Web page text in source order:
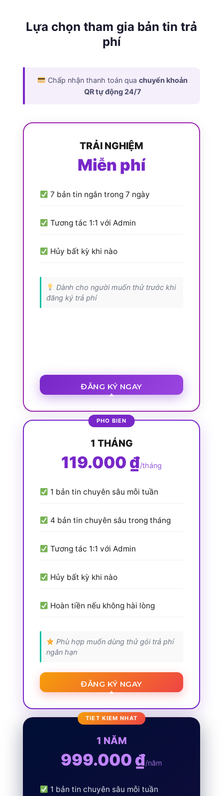
Lựa chọn tham gia bản tin trả
phí
Chấp nhận thanh toán qua chuyển khoản
QR tự động 24/7
TRẢI NGHIỆM
Miễn phí
7 bản tin ngắn trong 7 ngày
Tương tác 1:1 với Admin
Hủy bất kỳ khi nào
Dành cho người muốn thử trước khi
đăng ký trả phí
ĐĂNG KÝ NGAY
1 THÁNG
119.000 ₫/tháng
1 bản tin chuyên sâu mỗi tuần
4 bản tin chuyên sâu trong tháng
Tương tác 1:1 với Admin
Hủy bất kỳ khi nào
Hoàn tiền nếu không hài lòng
Phù hợp muốn dùng thử gói trả phí
ngắn hạn
ĐĂNG KÝ NGAY
1 NĂM
999.000 ₫/năm
1 bản tin chuyên sâu mỗi tuần